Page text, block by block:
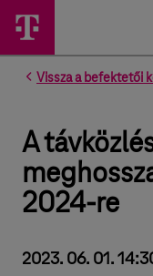
Vissza a befektetői
A
2024-re
2023. 06. 01.